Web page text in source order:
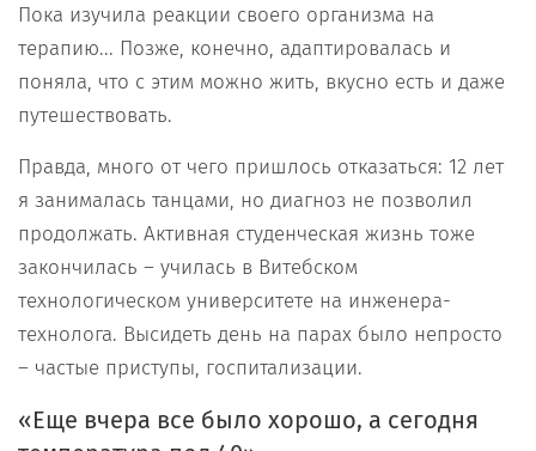
Пока изучила реакции своего организма на
терапию... Позже, конечно, адаптировалась и
поняла, что с этим можно жить, вкусно есть и даже
путешествовать.
Правда, много от чего пришлось отказаться: 12 лет
я занималась танцами, но диагноз не позволил
продолжать. Активная студенческая жизнь тоже
закончилась – училась в Витебском
технологическом университете на инженера-
технолога. Высидеть день на парах было непросто
– частые приступы, госпитализации.
«Еще вчера все было хорошо, а сегодня